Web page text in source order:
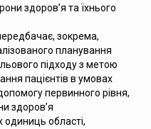
здоров’я та їхнього
зокрема,
планування
підходу з метою
пацієнтів в умовах
первинного рівня,
здоров’я
одиниць області,